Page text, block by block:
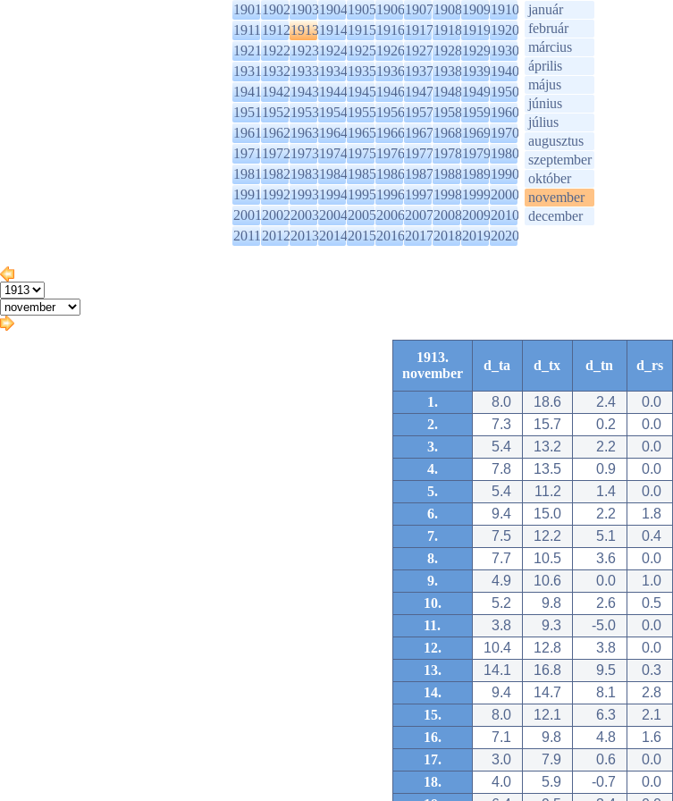
1901190219031904190519061907190819091910
1911191219131914191519161917191819191920
1921192219231924192519261927192819291930
1931193219331934193519361937193819391940
1941194219431944194519461947194819491950
1951195219531954195519561957195819591960
1961196219631964196519661967196819691970
1971197219731974197519761977197819791980
1981198219831984198519861987198819891990
1991199219931994199519961997199819992000
2001200220032004200520062007200820092010
2011201220132014201520162017201820192020
január
február
március
április
május
június
július
augusztus
szeptember
október
november
december
1913.
november
d_ta d_tx d_tn d_rs
1. 8.0 18.6 2.4
0.0
2.
7.3 15.7 0.2
0.0
3.
5.4 13.2 2.2
0.0
4.
7.8 13.5 0.9 0.0
5.
5.4 11.2 1.4
0.0
6.
9.4 15.0 2.2 1.8
7.
7.5 12.2 5.1 0.4
8.
7.7 10.5 3.6 0.0
9.
4.9 10.6 0.0 1.0
10.
5.2 9.8 2.6 0.5
11.
3.8 9.3 -5.0
0.0
12.
10.4 12.8 3.8
0.0
13.
14.1 16.8 9.5 0.3
14.
9.4 14.7 8.1 2.8
15.
8.0 12.1 6.3 2.1
16.
7.1 9.8 4.8 1.6
17.
3.0 7.9 0.6 0.0
18.
4.0 5.9 -0.7
0.0